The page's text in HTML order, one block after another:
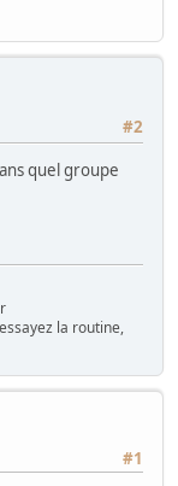
#2
quel groupe
la routine,
#1